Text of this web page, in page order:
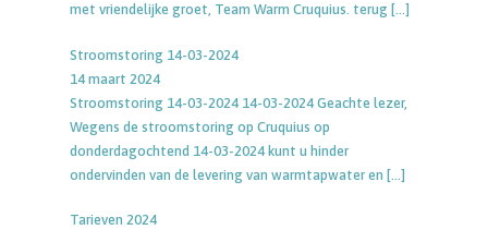
met vriendelijke groet, Team Warm Cruquius. terug […]
Stroomstoring 14-03-2024
14 maart 2024
Stroomstoring 14-03-2024 14-03-2024 Geachte lezer,
Wegens de stroomstoring op Cruquius op
donderdagochtend 14-03-2024 kunt u hinder
ondervinden van de levering van warmtapwater en […]
Tarieven 2024